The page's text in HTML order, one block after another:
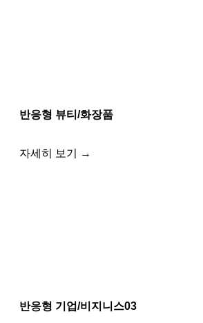
반응형 뷰티/화장품
자세히 보기 →
반응형 기업/비지니스03